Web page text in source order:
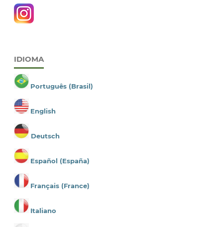
IDIOMA
Português (Brasil)
English
Deutsch
Español (España)
Français (France)
Italiano